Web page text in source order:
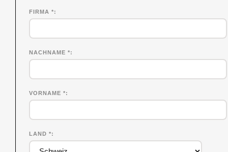
FIRMA*
NACHNAME*
VORNAME*
LAND *